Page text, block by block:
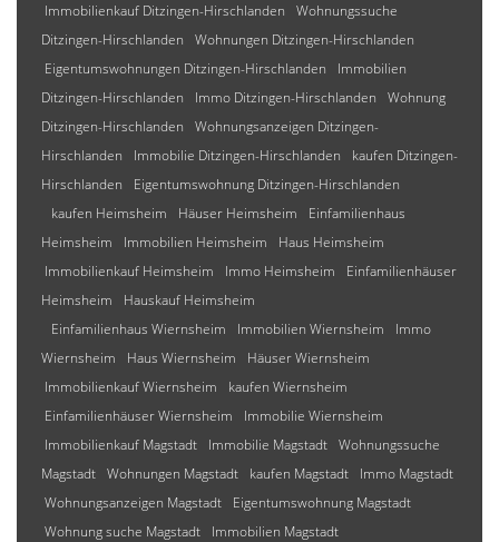
Immobilienkauf Ditzingen-Hirschlanden
Wohnungssuche
Ditzingen-Hirschlanden
Wohnungen Ditzingen-Hirschlanden
Eigentumswohnungen Ditzingen-Hirschlanden
Immobilien
Ditzingen-Hirschlanden
Immo Ditzingen-Hirschlanden
Wohnung
Ditzingen-Hirschlanden
Wohnungsanzeigen Ditzingen-
Hirschlanden
Immobilie Ditzingen-Hirschlanden
kaufen Ditzingen-
Hirschlanden
Eigentumswohnung Ditzingen-Hirschlanden
kaufen Heimsheim
Häuser Heimsheim
Einfamilienhaus
Heimsheim
Immobilien Heimsheim
Haus Heimsheim
Immobilienkauf Heimsheim
Immo Heimsheim
Einfamilienhäuser
Heimsheim
Hauskauf Heimsheim
Einfamilienhaus Wiernsheim
Immobilien Wiernsheim
Immo
Wiernsheim
Haus Wiernsheim
Häuser Wiernsheim
Immobilienkauf Wiernsheim
kaufen Wiernsheim
Einfamilienhäuser Wiernsheim
Immobilie Wiernsheim
Immobilienkauf Magstadt
Immobilie Magstadt Wohnungssuche
Magstadt Wohnungen Magstadt kaufen Magstadt
Immo Magstadt
Wohnungsanzeigen Magstadt
Eigentumswohnung Magstadt
Wohnung suche Magstadt
Immobilien Magstadt